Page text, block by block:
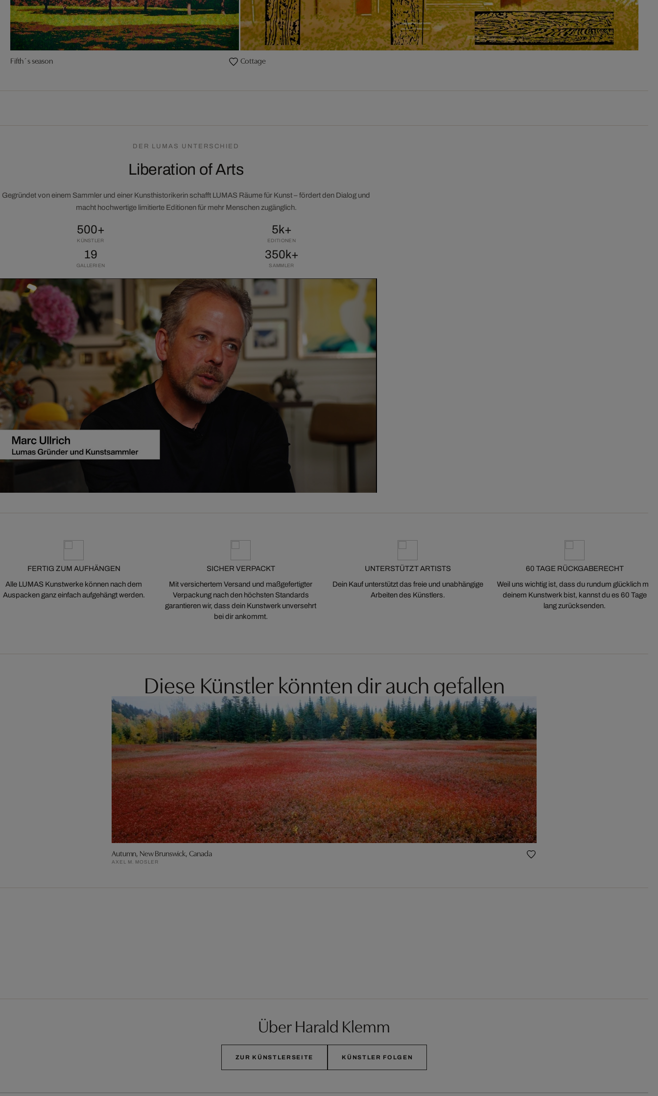
Fifth´s season Cottage
DER LUMAS UNTERSCHIED
Liberation of Arts
Gegründet von einem Sammler und einer Kunsthistorikerin schafft LUMAS Räume für Kunst – fördert den Dialog und
macht hochwertige limitierte Editionen für mehr Menschen zugänglich.
500+
KÜNSTLER
5k+
EDITIONEN
19
GALLERIEN
350k+
SAMMLER
FERTIG ZUM AUFHÄNGEN
Alle LUMAS Kunstwerke können nach dem
Auspacken ganz einfach aufgehängt werden.
SICHER VERPACKT
Mit versichertem Versand und maßgefertigter
Verpackung nach den höchsten Standards
garantieren wir, dass dein Kunstwerk unversehrt
bei dir ankommt.
UNTERSTÜTZT ARTISTS
Dein Kauf unterstützt das freie und unabhängige
Arbeiten des Künstlers.
60 TAGE RÜCKGABERECHT
Weil uns wichtig ist, dass du rundum glücklich mit
deinem Kunstwerk bist, kannst du es 60 Tage
lang zurücksenden.
Diese Künstler könnten dir auch gefallen
Autumn, New Brunswick, Canada
AXEL M. MOSLER
Über Harald Klemm
ZUR KÜNSTLERSEITE KÜNSTLER FOLGEN